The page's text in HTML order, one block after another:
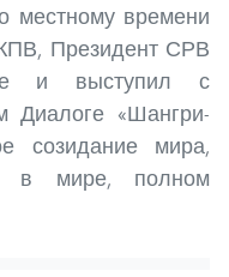
местному времени
Президент СРВ
и выступил с
Диалоге «Шангри-
созидание мира,
в мире, полном